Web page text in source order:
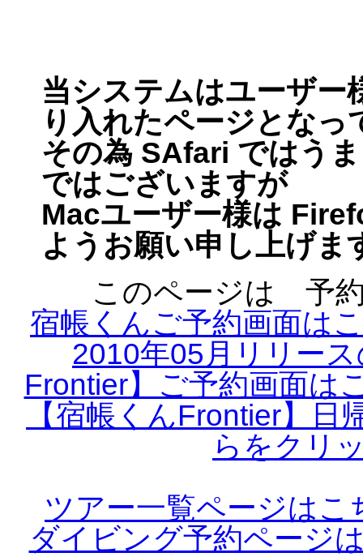
当システムはユーザー
り入れたページとなっ
その為 SAfari ではう
ではございますが
Macユーザー様は
ようお願い申し上げま
このページは 予
宿帳くんご予約画面は
2010年05月リリー
Frontier】ご予約画面は
【宿帳くんFrontier】
らをクリ
ツアー一覧ページは
ダイビング予約ページ